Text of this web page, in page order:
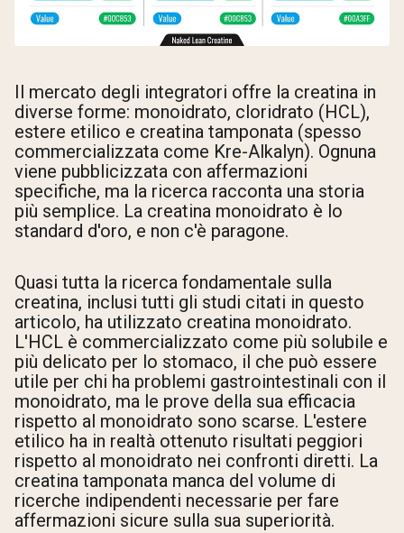
Il mercato degli integratori offre la creatina in
diverse forme: monoidrato, cloridrato (HCL),
estere etilico e creatina tamponata (spesso
commercializzata come Kre-Alkalyn). Ognuna
viene pubblicizzata con affermazioni
specifiche, ma la ricerca racconta una storia
più semplice. La creatina monoidrato è lo
standard d'oro, e non c'è paragone.
Quasi tutta la ricerca fondamentale sulla
creatina, inclusi tutti gli studi citati in questo
articolo, ha utilizzato creatina monoidrato.
L'HCL è commercializzato come più solubile e
più delicato per lo stomaco, il che può essere
utile per chi ha problemi gastrointestinali con il
monoidrato, ma le prove della sua efficacia
rispetto al monoidrato sono scarse. L'estere
etilico ha in realtà ottenuto risultati peggiori
rispetto al monoidrato nei confronti diretti. La
creatina tamponata manca del volume di
ricerche indipendenti necessarie per fare
affermazioni sicure sulla sua superiorità.